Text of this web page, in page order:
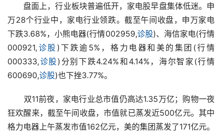
盘面上，行业板块普遍低开，家电股早盘集体低迷。申
万28个行业中，家电行业领跌。截至午间收盘，申万家电
下跌3.68%，小熊电器(行情002959,诊股)、海信家电(行情
000921, 诊股 )下跌逾5%，格力电器和美的集团(行情
000333,诊股)分别下跌4.24%和4.14%，海尔智家(行情
600690,诊股)也下挫3.77%。
双11前夜，家电行业总市值仍高达1.35万亿；购物一夜
狂欢醒来，截至午间收盘，市值就已蒸发近500亿元。其中
格力电器上午蒸发市值162亿元，美的集团蒸发了171亿元。